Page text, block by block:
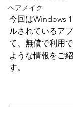
ヘアメイク
今回はWindows
ルされているア
て、無償で利用
ような情報をご
す。